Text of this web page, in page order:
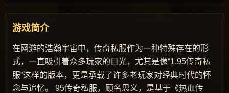
游戏简介
在网游的浩瀚宇宙中，传奇私服作为一种特殊存在的形
式，一直吸引着众多玩家的目光，尤其是像“1.95传奇私
服”这样的版本，更是承载了许多老玩家对经典时代的怀
念与追忆。 95传奇私服，顾名思义，是基于《热血传